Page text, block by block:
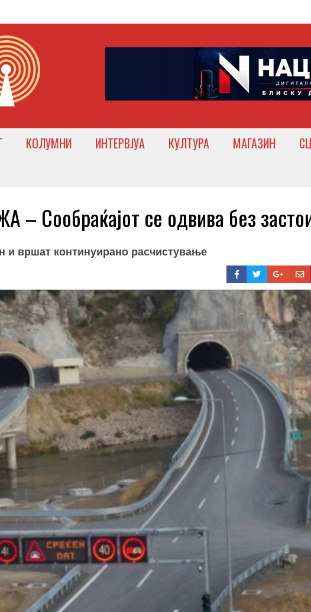
КОЛУМНИ ИНТЕРВЈУА КУЛТУРА МАГАЗИН
Сообраќајот се одвива без
и вршат континуирано расчистување